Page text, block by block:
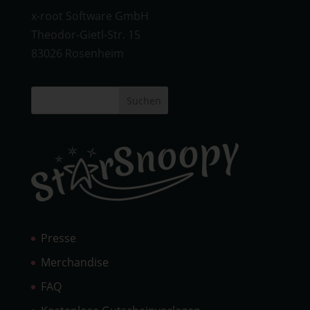
x-root Software GmbH
Theodor-Gietl-Str. 15
83026 Rosenheim
Suchen
Presse
Merchandise
FAQ